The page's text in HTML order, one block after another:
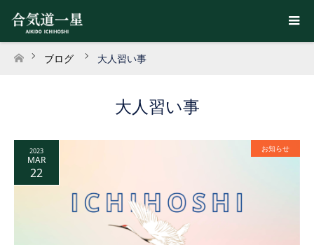
ホーム
ブログ 大人習い事
大人習い事
2023
MAR
22
お知らせ